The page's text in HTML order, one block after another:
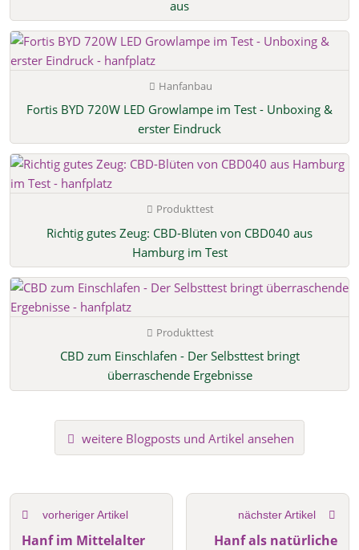
aus
Hanfanbau
Fortis BYD 720W LED Growlampe im Test - Unboxing &
erster Eindruck
Produkttest
Richtig gutes Zeug: CBD-Blüten von CBD040 aus
Hamburg im Test
Produkttest
CBD zum Einschlafen - Der Selbsttest bringt
überraschende Ergebnisse
weitere Blogposts und Artikel ansehen
vorheriger Artikel
Hanf im Mittelalter
nächster Artikel
Hanf als natürliche